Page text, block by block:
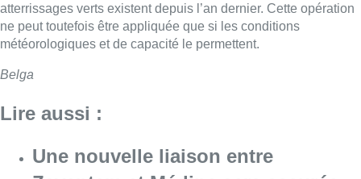
atterrissages verts existent depuis l’an dernier. Cette opération
ne peut toutefois être appliquée que si les conditions
météorologiques et de capacité le permettent.
Belga
Lire aussi :
Une nouvelle liaison entre